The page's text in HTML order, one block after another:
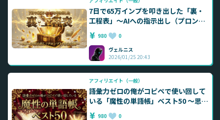
7日で65万インプを叩き出した「裏・
工程表」〜AIへの指示出し（プロンプ
ト）を全公開〜
980
0
ヴェルニス
2026/01/25 20:43
アフィリエイト（一般）
語彙力ゼロの俺がコピペで使い回して
いる「魔性の単語帳」ベスト50 ～思考
停止で反応率を跳ね上げる～
980
0